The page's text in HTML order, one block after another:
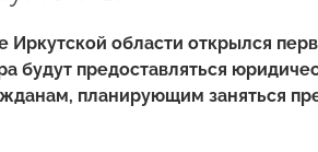
Иркутской области открылся
будут предоставляться
планирующим заняться